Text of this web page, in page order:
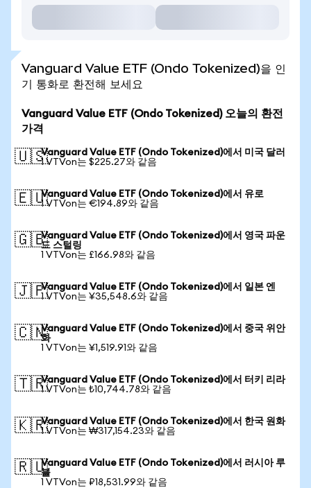
Vanguard Value ETF (Ondo Tokenized)을 인
기 통화로 환전해 보세요
Vanguard Value ETF (Ondo Tokenized) 오늘의 환전
가격
🇺🇸Vanguard Value ETF (Ondo Tokenized)에서 미국 달러
1 VTVon는 $225.27와 같음
🇪🇺Vanguard Value ETF (Ondo Tokenized)에서 유로
1 VTVon는 €194.89와 같음
🇬🇧Vanguard Value ETF (Ondo Tokenized)에서 영국 파운
드 스털링
1 VTVon는 £166.98와 같음
🇯🇵Vanguard Value ETF (Ondo Tokenized)에서 일본 엔
1 VTVon는 ¥35,548.6와 같음
🇨🇳Vanguard Value ETF (Ondo Tokenized)에서 중국 위안
화
1 VTVon는 ¥1,519.91와 같음
🇹🇷Vanguard Value ETF (Ondo Tokenized)에서 터키 리라
1 VTVon는 ₺10,744.78와 같음
🇰🇷Vanguard Value ETF (Ondo Tokenized)에서 한국 원화
1 VTVon는 ₩317,154.23와 같음
🇷🇺Vanguard Value ETF (Ondo Tokenized)에서 러시아 루
블
1 VTVon는 ₽18,531.99와 같음